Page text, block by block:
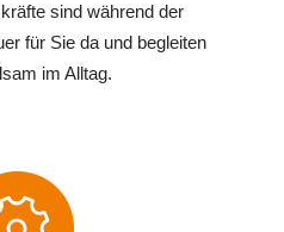
sind während der
für Sie da und begleiten
im Alltag.